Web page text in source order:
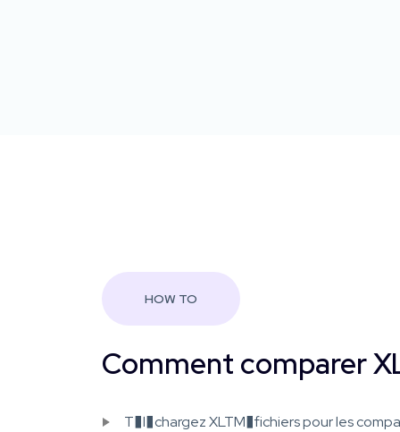
HOW TO
Comment comparer
T�l�chargez XLTM�fichiers pour les